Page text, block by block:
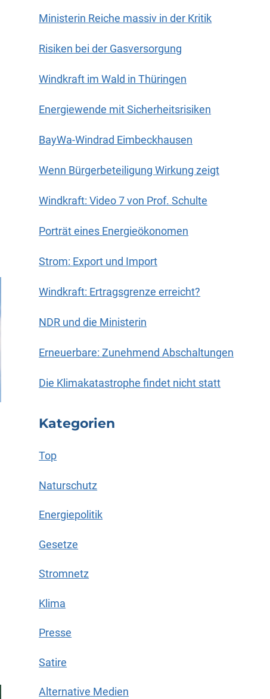
Ministerin Reiche massiv in der Kritik
Risiken bei der Gasversorgung
Windkraft im Wald in Thüringen
Energiewende mit Sicherheitsrisiken
BayWa-Windrad Eimbeckhausen
Wenn Bürgerbeteiligung Wirkung zeigt
Windkraft: Video 7 von Prof. Schulte
Porträt eines Energieökonomen
Strom: Export und Import
Windkraft: Ertragsgrenze erreicht?
NDR und die Ministerin
Erneuerbare: Zunehmend Abschaltungen
Die Klimakatastrophe findet nicht statt
Kategorien
Top
Naturschutz
Energiepolitik
Gesetze
Stromnetz
Klima
Presse
Satire
Alternative Medien